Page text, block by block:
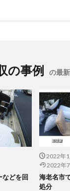
の事例 の最
などを回
2022年
2022年
海老名市
処分